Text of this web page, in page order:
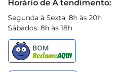
Horário de A tendimento:
Segunda à Sexta: 8h às 20h
Sábados: 8h às 18h